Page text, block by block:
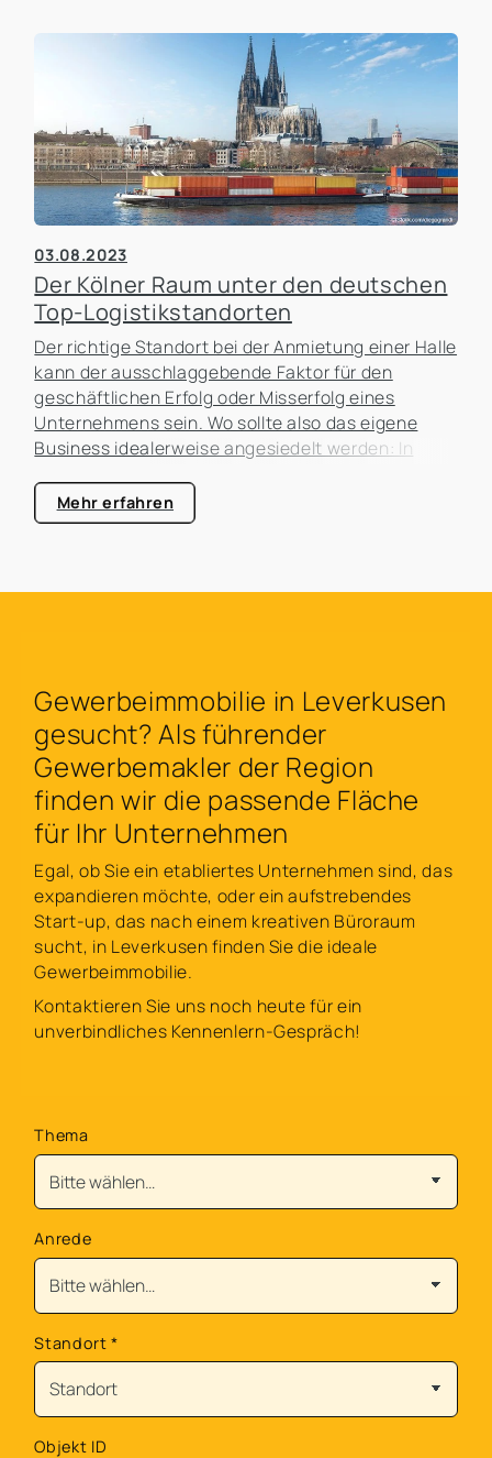
03.08.2023
Der Kölner Raum unter den deutschen
Top-Logistikstandorten
Der richtige Standort bei der Anmietung einer Halle
kann der ausschlaggebende Faktor für den
geschäftlichen Erfolg oder Misserfolg eines
Unternehmens sein. Wo sollte also das eigene
Business idealerweise angesiedelt werden: In
bietet es sich vielleicht sogar an, in eine andere
Region zu wechseln, weil die Mietpreise hier
Mehr erfahren
Gewerbeimmobilie in Leverkusen
gesucht? Als führender
Gewerbemakler der Region
finden wir die passende Fläche
für Ihr Unternehmen
Egal, ob Sie ein etabliertes Unternehmen sind, das
expandieren möchte, oder ein aufstrebendes
Start-up, das nach einem kreativen Büroraum
sucht, in Leverkusen finden Sie die ideale
Gewerbeimmobilie.
Kontaktieren Sie uns noch heute für ein
unverbindliches Kennenlern-Gespräch!
Thema
Anrede
Standort*
Objekt ID